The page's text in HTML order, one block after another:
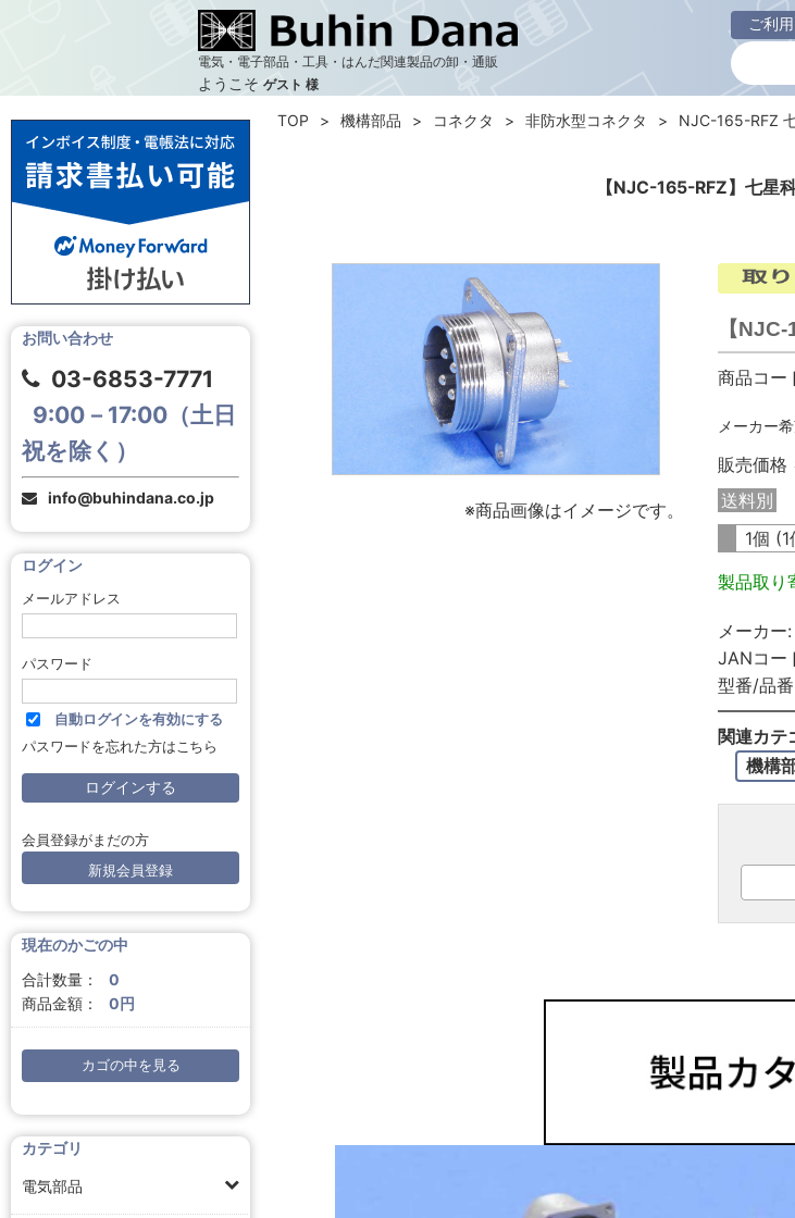
電気・電子部品・工具・はんだ関連製品の卸・通販
ようこそ ゲスト 様
ご利
【NJC-165-RFZ】七星
お問い合わせ
03-6853-7771
9:00－17:00（土日
祝を除く）
info@buhindana.co.jp
ログイン
メールアドレス
パスワード
自動ログインを有効にする
パスワードを忘れた方はこちら
会員登録がまだの方
新規会員登録
現在のかごの中
合計数量：
0
商品金額：
0円
カゴの中を見る
カテゴリ
電気部品
TOP 機構部品 コネクタ 非防水型コネクタ NJC-165-RFZ
※商品画像はイメージです。
【
商品コー
メーカー
販売価格
送料別
1個 (1
製品取り
メーカー:
JANコー
型番/品
関連カテ
機構